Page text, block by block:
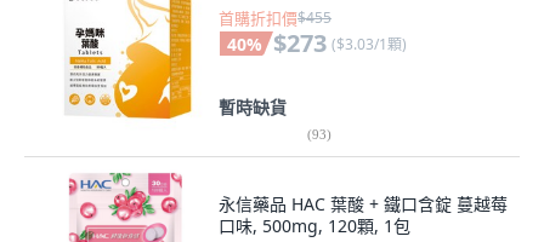
首購折扣價$455
40% $273 ($3.03/1顆)
暫時缺貨
(93)
永信藥品 HAC 葉酸 + 鐵口含錠 蔓越莓
口味, 500mg, 120顆, 1包